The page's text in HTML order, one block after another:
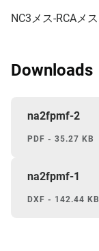
NC3メス-RCAメス
Downloads
na2fpmf-2
PDF - 35.27 KB
na2fpmf-1
DXF - 142.44 KB